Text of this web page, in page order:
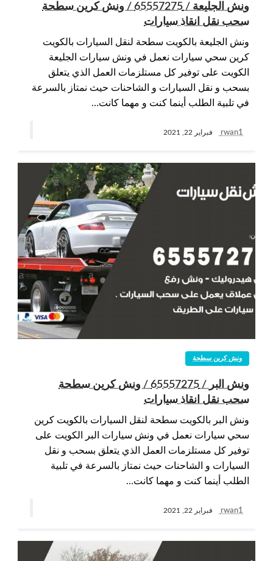
ونش الجليعة / 65557275 / ونش كرين سطحة
سحب نقل انقاذ سيارات
ونش الجليعة بالكويت سطحة لنقل السيارات بالكويت
كرين سحي سيارات نعمل في ونش سيارات الجليعة
الكويت على توفير كل مستلزمات العمل الذي يتعلق
بسحب و نقل السيارات و الشاحنات حيث نمتاز بالسرعة
في تلبية الطلب أينما كنت و مهما كانت…
rwan1 فبراير 22, 2021
ونش كرين سطحة
ونش البر / 65557275 / ونش كرين سطحة
سحب نقل انقاذ سيارات
ونش البر بالكويت سطحة لنقل السيارات بالكويت كرين
سحي سيارات نعمل في ونش سيارات البر الكويت على
توفير كل مستلزمات العمل الذي يتعلق بسحب و نقل
السيارات و الشاحنات حيث نمتاز بالسرعة في تلبية
الطلب أينما كنت و مهما كانت…
rwan1 فبراير 22, 2021